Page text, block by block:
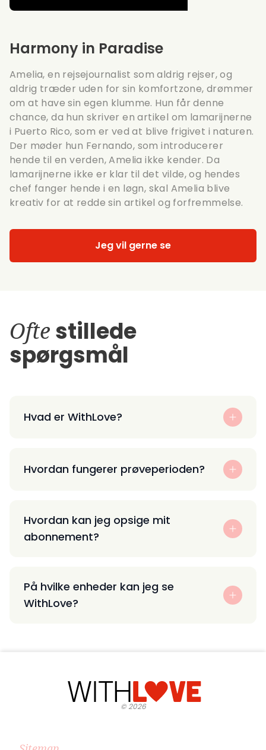
Harmony in Paradise
Amelia, en rejsejournalist som aldrig rejser, og
aldrig træder uden for sin komfortzone, drømmer
om at have sin egen klumme. Hun får denne
chance, da hun skriver en artikel om lamarijnerne
i Puerto Rico, som er ved at blive frigivet i naturen.
Der møder hun Fernando, som introducerer
hende til en verden, Amelia ikke kender. Da
lamarijnerne ikke er klar til det vilde, og hendes
chef fanger hende i en løgn, skal Amelia blive
kreativ for at redde sin artikel og forfremmelse.
Jeg vil gerne se
Ofte stillede
spørgsmål
Hvad er WithLove?
Hvordan fungerer prøveperioden?
Hvordan kan jeg opsige mit
abonnement?
På hvilke enheder kan jeg se
WithLove?
©2026